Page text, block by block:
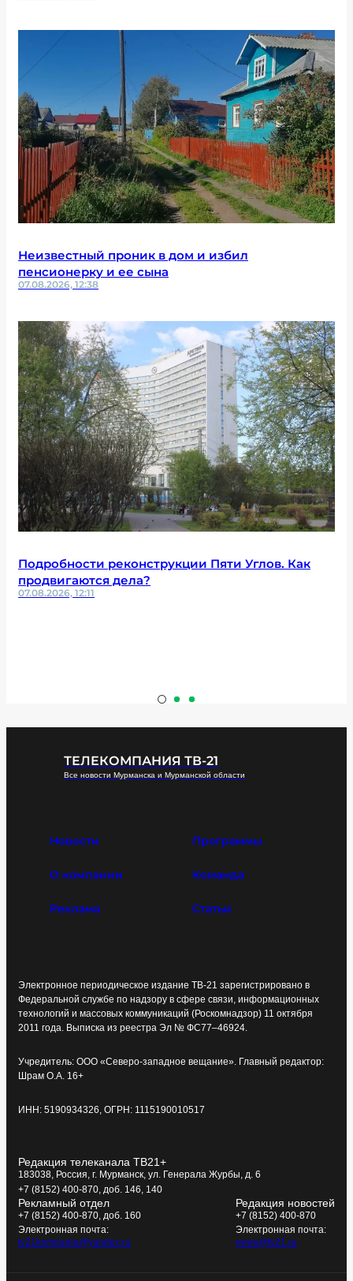
Неизвестный проник в дом и избил
пенсионерку и ее сына
07.08.2026, 12:38
Подробности реконструкции Пяти Углов. Как
продвигаются дела?
07.08.2026, 12:11
ТЕЛЕКОМПАНИЯ ТВ-21
Все новости Мурманска и Мурманской области
Новости Программы
О компании Команда
Реклама Статьи
Электронное периодическое издание ТВ-21 зарегистрировано в
Федеральной службе по надзору в сфере связи, информационных
технологий и массовых коммуникаций (Роскомнадзор) 11 октября
2011 года. Выписка из реестра Эл № ФС77–46924.
Учредитель: ООО «Северо-западное вещание». Главный редактор:
Шрам О.А. 16+
ИНН: 5190934326, ОГРН: 1115190010517
Редакция телеканала ТВ21+
183038, Россия, г. Мурманск, ул. Генерала Журбы, д. 6
+7 (8152) 400-870, доб. 146, 140
Рекламный отдел
+7 (8152) 400-870, доб. 160
Электронная почта:
tv21kompania@yandex.ru
Редакция новостей
+7 (8152) 400-870
Электронная почта:
news@tv21.ru